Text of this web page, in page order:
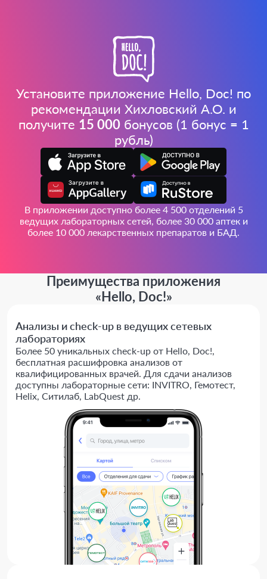
Установите приложение Hello, Doc! по
рекомендации Хихловский А.О. и
получите 15 000бонусов (1 бонус = 1
рубль)
В приложении доступно более 4 500 отделений 5
ведущих лабораторных сетей, более 30 000 аптек и
более 10 000 лекарственных препаратов и БАД.
Преимущества приложения
«Hello, Doc!»
Анализы и check-up в ведущих сетевых
лабораториях
Более 50 уникальных check-up от Hello, Doc!,
бесплатная расшифровка анализов от
квалифицированных врачей. Для сдачи анализов
доступны лабораторные сети: INVITRO, Гемотест,
Helix, Ситилаб, LabQuest др.